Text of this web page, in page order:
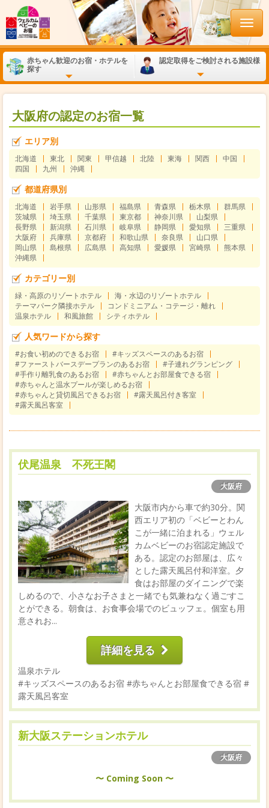
赤ちゃん歓迎のお宿・ホテルを
探す
認定取得をご検討される施設様
大阪府の認定のお宿一覧
エリア別
北海道 東北 関東 甲信越 北陸 東海 関西
中国
四国
九州 沖縄
都道府県別
北海道 岩手県 山形県 福島県 青森県 栃木県
群馬県
茨城県
埼玉県 千葉県 東京都 神奈川県
山梨県
長野県
新潟県 石川県 岐阜県 静岡県 愛知県
三重県
大阪府
兵庫県 京都府 和歌山県 奈良県
山口県
岡山県
島根県 広島県 高知県 愛媛県 宮崎県
熊本県
沖縄県
カテゴリー別
緑・高原のリゾートホテル
海・水辺のリゾートホテル
テーマパーク隣接ホテル
コンドミニアム・コテージ・離れ
温泉ホテル
和風旅館 シティホテル
人気ワードから探す
#お食い初めのできるお宿
#キッズスペースのあるお宿
#ファーストバースデープランのあるお宿
#子連れグランピング
#手作り離乳食のあるお宿
#赤ちゃんとお部屋食できる宿
#赤ちゃんと温水プールが楽しめるお宿
#赤ちゃんと貸切風呂できるお宿
#露天風呂付き客室
#露天風呂客室
伏尾温泉 不死王閣
大阪府
大阪市内から車で約30分。関
西エリア初の「ベビーとわん
こが一緒に泊まれる」ウェル
カムベビーのお宿認定施設で
ある。認定のお部屋は、広々
とした露天風呂付和洋室。夕
食はお部屋のダイニングで楽
しめるので、小さなお子さまと一緒でも気兼ねなく過ごすこ
とができる。朝食は、お食事会場でのビュッフェ。個室も用
意されお...
詳細を見る
温泉ホテル
#キッズスペースのあるお宿 #赤ちゃんとお部屋食できる宿 #
露天風呂客室
新大阪ステーションホテル
大阪府
〜 Coming Soon 〜